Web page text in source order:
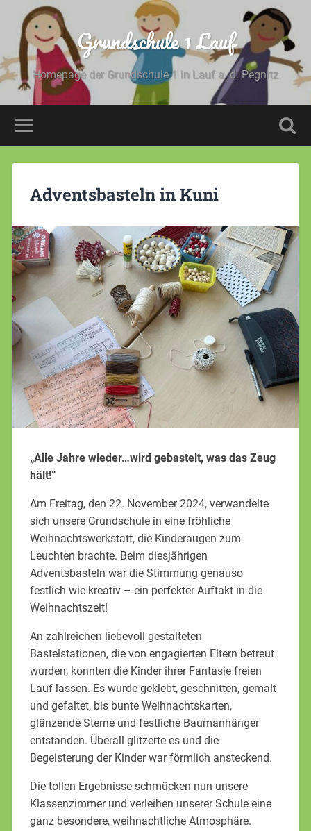
Grundschule 1 Lauf
Homepage der Grundschule 1 in Lauf a. d. Pegnitz
Adventsbasteln in Kuni
„Alle Jahre wieder…wird gebastelt, was das Zeug
hält!“
Am Freitag, den 22. November 2024, verwandelte
sich unsere Grundschule in eine fröhliche
Weihnachtswerkstatt, die Kinderaugen zum
Leuchten brachte. Beim diesjährigen
Adventsbasteln war die Stimmung genauso
festlich wie kreativ – ein perfekter Auftakt in die
Weihnachtszeit!
An zahlreichen liebevoll gestalteten
Bastelstationen, die von engagierten Eltern betreut
wurden, konnten die Kinder ihrer Fantasie freien
Lauf lassen. Es wurde geklebt, geschnitten, gemalt
und gefaltet, bis bunte Weihnachtskarten,
glänzende Sterne und festliche Baumanhänger
entstanden. Überall glitzerte es und die
Begeisterung der Kinder war förmlich ansteckend.
Die tollen Ergebnisse schmücken nun unsere
Klassenzimmer und verleihen unserer Schule eine
ganz besondere, weihnachtliche Atmosphäre.